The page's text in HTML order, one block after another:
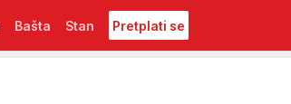
Bašta Stan Pretplati se